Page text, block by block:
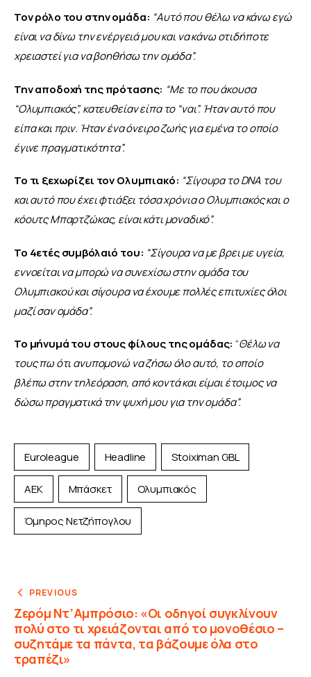
Τον ρόλο του στην ομάδα: “Αυτό που θέλω να κάνω εγώ
είναι να δίνω την ενέργειά μου και να κάνω οτιδήποτε
χρειαστεί για να βοηθήσω την ομάδα”.
Την αποδοχή της πρότασης: “Με το που άκουσα
“Ολυμπιακός”, κατευθείαν είπα το “ναι”. Ήταν αυτό που
είπα και πριν. Ήταν ένα όνειρο ζωής για εμένα το οποίο
έγινε πραγματικότητα”.
Το τι ξεχωρίζει τον Ολυμπιακό: “Σίγουρα το DNA του
και αυτό που έχει φτιάξει τόσα χρόνια ο Ολυμπιακός και ο
κόουτς Μπαρτζώκας, είναι κάτι μοναδικό”.
To 4ετές συμβόλαιό του: “Σίγουρα να με βρει με υγεία,
εννοείται να μπορώ να συνεχίσω στην ομάδα του
Ολυμπιακού και σίγουρα να έχουμε πολλές επιτυχίες όλοι
μαζί σαν ομάδα”.
Το μήνυμά του στους φίλους της ομάδας: “Θέλω να
τους πω ότι ανυπομονώ να ζήσω όλο αυτό, το οποίο
βλέπω στην τηλεόραση, από κοντά και είμαι έτοιμος να
δώσω πραγματικά την ψυχή μου για την ομάδα”.
Euroleague Headline Stoiximan GBL
ΑΕΚ Μπάσκετ Ολυμπιακός
Όμηρος Νετζήπογλου
PREVIOUS
Ζερόμ Ντ’Αμπρόσιο: «Οι οδηγοί συγκλίνουν
πολύ στο τι χρειάζονται από το μονοθέσιο –
συζητάμε τα πάντα, τα βάζουμε όλα στο
τραπέζι»